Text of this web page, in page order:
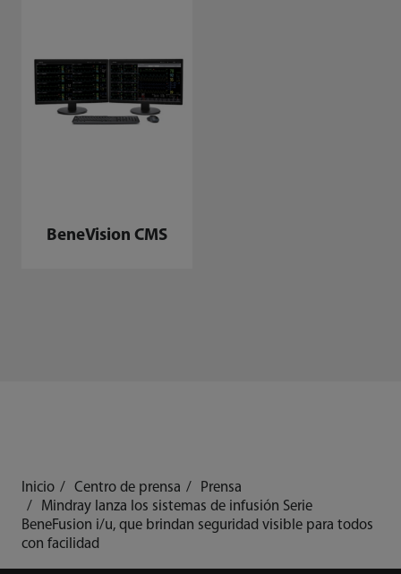
BeneVision CMS
Inicio Centro de prensa
Prensa
Mindray lanza los sistemas de infusión Serie
BeneFusion i/u, que brindan seguridad visible para todos
con facilidad